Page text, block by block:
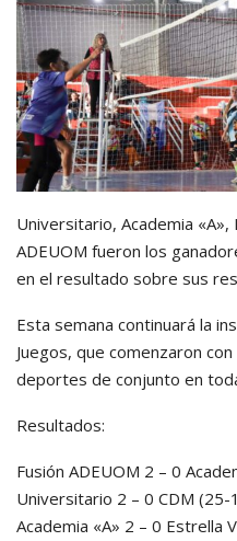
Universitario, Academia
ADEUOM fueron los
en el resultado sobre sus
Esta semana continuará la
Juegos, que comenzaron
deportes de conjunto en
Resultados:
Fusión ADEUOM 2 – 0
Universitario 2 – 0 CDM
Academia «A» 2 – 0 Estrella